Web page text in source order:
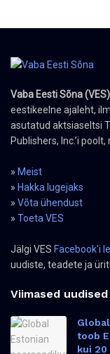
Vaba Eesti Sõna (VES)
eestikeelne ajaleht,
asutatud aktsiaseltsi
Publishers, Inc.’i
» Meist
» Hakka lugejaks
» Võta ühendust
» Toeta VES
Jälgi VES Facebook'i
uudiste, teadete ja
Viimased uudised
toob
kui